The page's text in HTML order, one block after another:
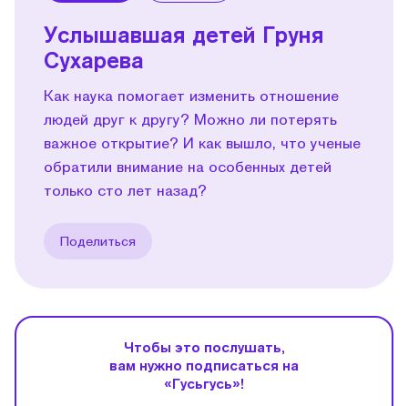
Услышавшая детей Груня
Сухарева
Как наука помогает изменить отношение
людей друг к другу? Можно ли потерять
важное открытие? И как вышло, что ученые
обратили внимание на особенных детей
только сто лет назад?
Поделиться
Чтобы это послушать,
вам нужно подписаться на
«Гусьгусь»!